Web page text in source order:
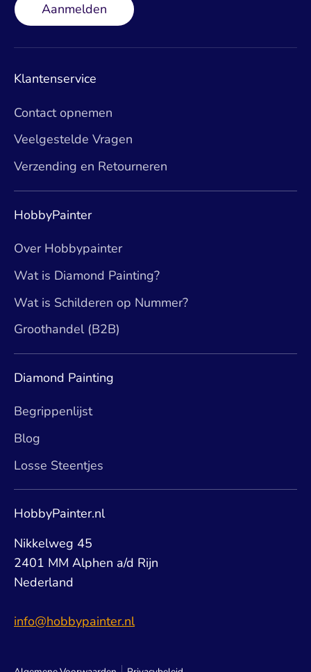
Aanmelden
Klantenservice
Contact opnemen
Veelgestelde Vragen
Verzending en Retourneren
HobbyPainter
Over Hobbypainter
Wat is Diamond Painting?
Wat is Schilderen op Nummer?
Groothandel (B2B)
Diamond Painting
Begrippenlijst
Blog
Losse Steentjes
HobbyPainter.nl
Nikkelweg 45
2401 MM Alphen a/d Rijn
Nederland
info@hobbypainter.nl